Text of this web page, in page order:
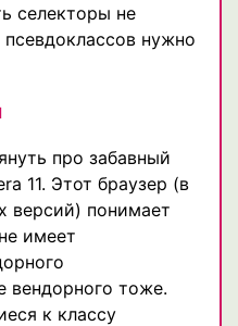
селекторы не
нужно
про забавный
11. Этот браузер (в
версий) понимает
имеет
вендорного тоже.
к классу